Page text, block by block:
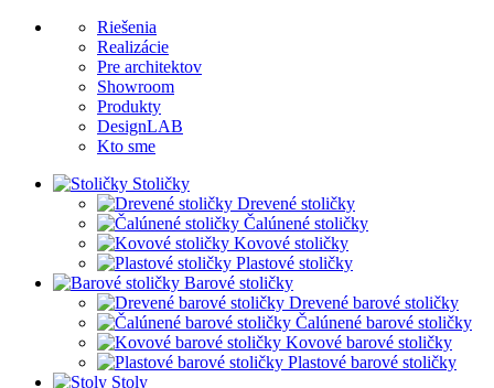
Riešenia
Realizácie
Pre architektov
Showroom
Produkty
DesignLAB
Kto sme
Stoličky
Drevené stoličky
Čalúnené stoličky
Kovové stoličky
Plastové stoličky
Barové stoličky
Drevené barové stoličky
Čalúnené barové stoličky
Kovové barové stoličky
Plastové barové stoličky
Stoly